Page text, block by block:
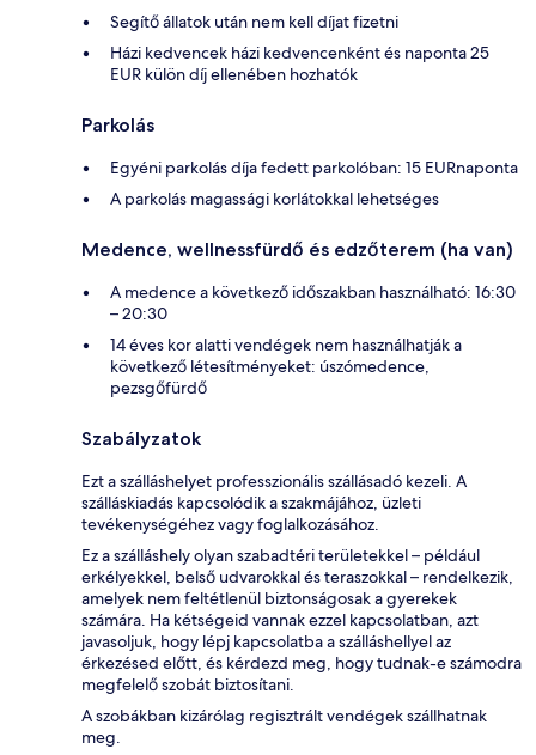
Segítő állatok után nem kell díjat fizetni
Házi kedvencek házi kedvencenként és naponta 25
EUR külön díj ellenében hozhatók
Parkolás
Egyéni parkolás díja fedett parkolóban: 15 EURnaponta
A parkolás magassági korlátokkal lehetséges
Medence, wellnessfürdő és edzőterem (ha van)
A medence a következő időszakban használható: 16:30
– 20:30
14 éves kor alatti vendégek nem használhatják a
következő létesítményeket: úszómedence,
pezsgőfürdő
Szabályzatok
Ezt a szálláshelyet professzionális szállásadó kezeli. A
szálláskiadás kapcsolódik a szakmájához, üzleti
tevékenységéhez vagy foglalkozásához.
Ez a szálláshely olyan szabadtéri területekkel – például
erkélyekkel, belső udvarokkal és teraszokkal – rendelkezik,
amelyek nem feltétlenül biztonságosak a gyerekek
számára. Ha kétségeid vannak ezzel kapcsolatban, azt
javasoljuk, hogy lépj kapcsolatba a szálláshellyel az
érkezésed előtt, és kérdezd meg, hogy tudnak-e számodra
megfelelő szobát biztosítani.
A szobákban kizárólag regisztrált vendégek szállhatnak
meg.